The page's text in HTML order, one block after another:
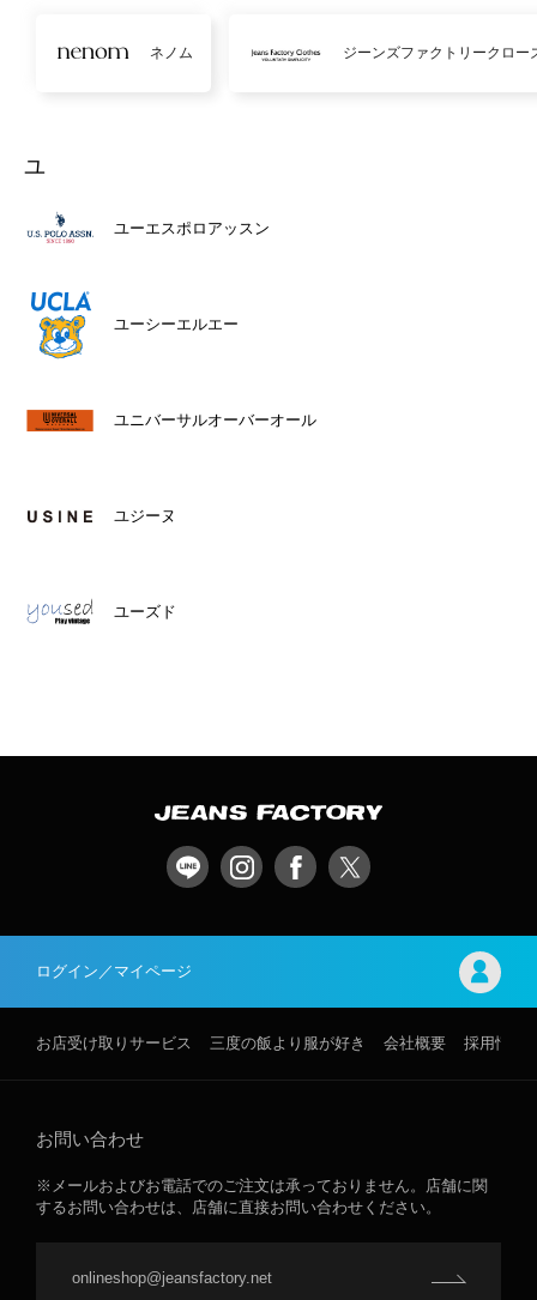
ネノム ジーンズファクトリークロー
ユ
ユーエスポロアッスン
ユーシーエルエー
ユニバーサルオーバーオール
ユジーヌ
ユーズド
ログイン／マイページ
お店受け取りサービス 三度の飯より服が好き 会社概要 採用情報
お問い合わせ
※メールおよびお電話でのご注文は承っておりません。店舗に関
するお問い合わせは、店舗に直接お問い合わせください。
onlineshop@jeansfactory.net